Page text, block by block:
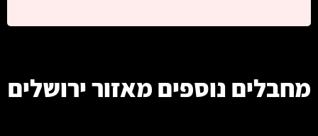
מחבלים נוספים מאזורירושלים